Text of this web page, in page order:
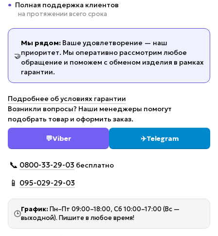
Полная поддержка клиентов
на протяжении всего срока
🤝
Мы рядом: Ваше удовлетворение — наш
приоритет. Мы оперативно рассмотрим любое
обращение и поможем с обменом изделия в рамках
гарантии.
Подробнее об условиях гарантии
Возникли вопросы? Наши менеджеры помогут
подобрать товар и оформить заказ.
💬Viber ✈️Telegram
📞 0800-33-29-03 бесплатно
📱 095-029-29-03
🕒
График: Пн–Пт 09:00–18:00, Сб 10:00–17:00 (Вс —
выходной). Пишите в любое время!